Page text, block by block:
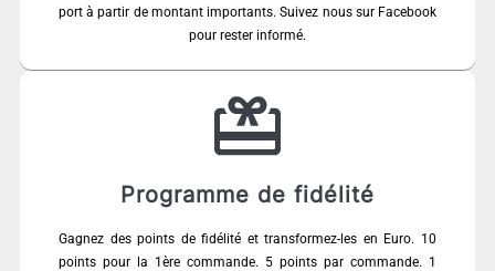
port à partir de montant importants. Suivez nous sur Facebook
pour rester informé.
Programme de fidélité
Gagnez des points de fidélité et transformez-les en Euro. 10
points pour la 1ère commande. 5 points par commande. 1